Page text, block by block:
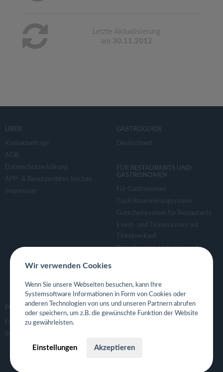
Letzte Aktualisierung
am 30.11.2012
ÜBER
Kontaktanfrage
AGB
Datenschutzerklärung
APP- & Benutzerdaten löschen
Impressum
GASTROGUIDE
Deutschland
FÜR RESTAURANTS UND
GASTRONOMEN
Für Gastronomen
Tisch Reservierungsystem
Gutscheinsystem für Restaurants
Event- und Ticketsystem mit
Ticketverkauf
Bestellsystem Lieferung und
Eigene App für Restaurant
FOLGE UNS
Facebook
Instagram
Wir verwenden Cookies
Wenn Sie unsere Webseiten besuchen, kann Ihre
Systemsoftware Informationen in Form von Cookies oder
anderen Technologien von uns und unseren Partnern abrufen
oder speichern, um z.B. die gewünschte Funktion der Website
zu gewährleisten.
Einstellungen Akzeptieren